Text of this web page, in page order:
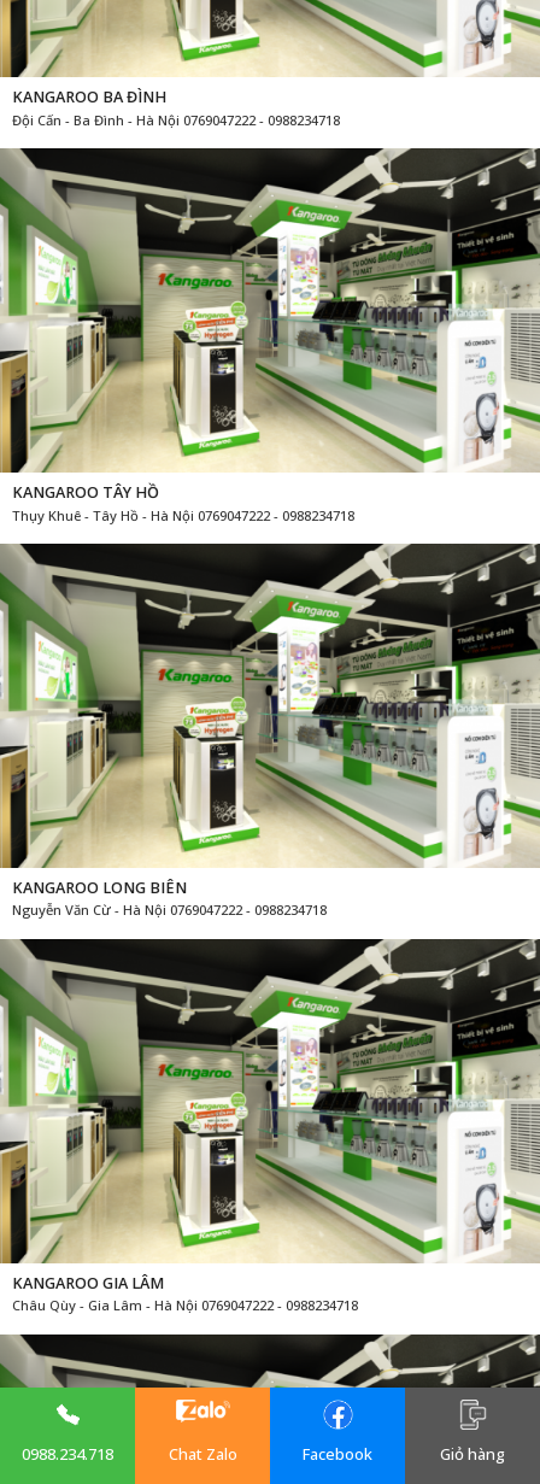
KANGAROO BA ĐÌNH
Đội Cấn - Ba Đình - Hà Nội 0769047222 - 0988234718
KANGAROO TÂY HỒ
Thụy Khuê - Tây Hồ - Hà Nội 0769047222 - 0988234718
KANGAROO LONG BIÊN
Nguyễn Văn Cừ - Hà Nội 0769047222 - 0988234718
KANGAROO GIA LÂM
Châu Qùy - Gia Lâm - Hà Nội 0769047222 - 0988234718
0988.234.718 Chat Zalo Facebook Giỏ hàng